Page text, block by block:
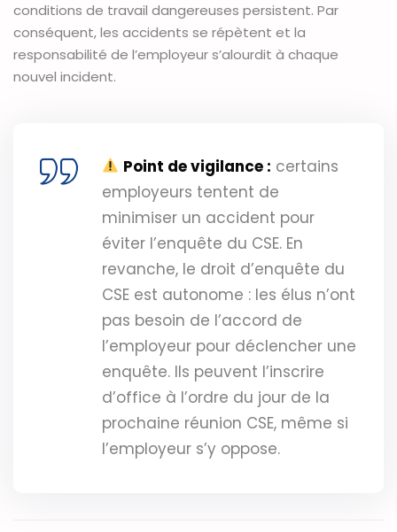
conditions de travail dangereuses persistent. Par
conséquent, les accidents se répètent et la
responsabilité de l’employeur s’alourdit à chaque
nouvel incident.
Point de vigilance : certains
employeurs tentent de
minimiser un accident pour
éviter l’enquête du CSE. En
revanche, le droit d’enquête du
CSE est autonome : les élus n’ont
pas besoin de l’accord de
l’employeur pour déclencher une
enquête. Ils peuvent l’inscrire
d’office à l’ordre du jour de la
prochaine réunion CSE, même si
l’employeur s’y oppose.